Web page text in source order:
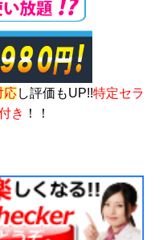
応し評価もUP!!特定セラ
き ！！